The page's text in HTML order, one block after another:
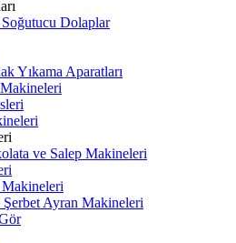
Dolaplar
Yıkama Aparatları
ve Salep Makineleri
Ayran Makineleri